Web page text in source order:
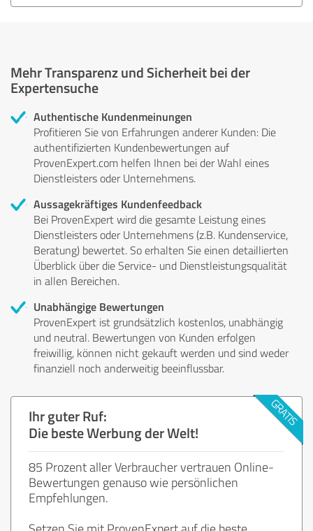
Mehr Transparenz und Sicherheit bei der
Expertensuche
Authentische Kundenmeinungen
Profitieren Sie von Erfahrungen anderer Kunden: Die
authentifizierten Kundenbewertungen auf
ProvenExpert.com helfen Ihnen bei der Wahl eines
Dienstleisters oder Unternehmens.
Aussagekräftiges Kundenfeedback
Bei ProvenExpert wird die gesamte Leistung eines
Dienstleisters oder Unternehmens (z.B. Kundenservice,
Beratung) bewertet. So erhalten Sie einen detaillierten
Überblick über die Service- und Dienstleistungsqualität
in allen Bereichen.
Unabhängige Bewertungen
ProvenExpert ist grundsätzlich kostenlos, unabhängig
und neutral. Bewertungen von Kunden erfolgen
freiwillig, können nicht gekauft werden und sind weder
finanziell noch anderweitig beeinflussbar.
Ihr guter Ruf:
Die beste Werbung der Welt!
85 Prozent aller Verbraucher vertrauen Online-
Bewertungen genauso wie persönlichen
Empfehlungen.